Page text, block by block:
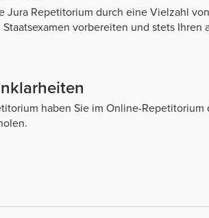
Repetitorium durch eine Vielzahl
vorbereiten und stets Ihren
haben Sie im Online-